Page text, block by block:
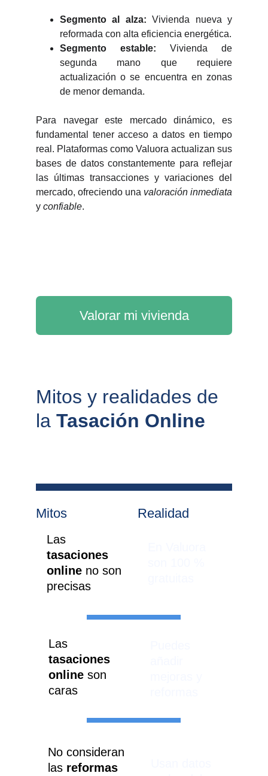
Segmento al alza: Vivienda nueva y
reformada con alta eficiencia energética.
Segmento estable: Vivienda de
segunda mano que requiere
actualización o se encuentra en zonas
de menor demanda.
Para navegar este mercado dinámico, es
fundamental tener acceso a datos en tiempo
real. Plataformas como Valuora actualizan sus
bases de datos constantemente para reflejar
las últimas transacciones y variaciones del
mercado, ofreciendo una valoración inmediata
y confiable.
Valorar mi vivienda
Mitos y realidades de
la Tasación Online
Mitos Realidad
Las
tasaciones
online no son
precisas
Las
tasaciones
online son
caras
No consideran
las reformas